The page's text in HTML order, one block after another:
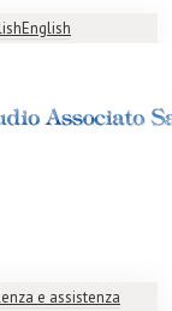
English
e assistenza